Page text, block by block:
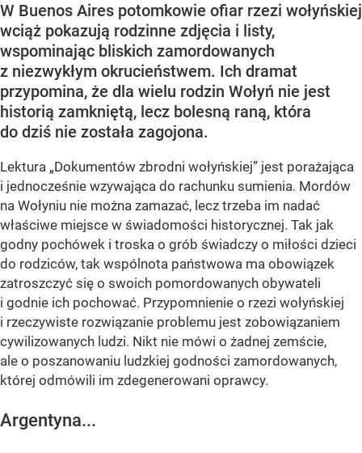
W Buenos Aires potomkowie ofiar rzezi wołyńskiej
wciąż pokazują rodzinne zdjęcia i listy,
wspominając bliskich zamordowanych
z niezwykłym okrucieństwem. Ich dramat
przypomina, że dla wielu rodzin Wołyń nie jest
historią zamkniętą, lecz bolesną raną, która
do dziś nie została zagojona.
Lektura „Dokumentów zbrodni wołyńskiej” jest porażająca
i jednocześnie wzywająca do rachunku sumienia. Mordów
na Wołyniu nie można zamazać, lecz trzeba im nadać
właściwe miejsce w świadomości historycznej. Tak jak
godny pochówek i troska o grób świadczy o miłości dzieci
do rodziców, tak wspólnota państwowa ma obowiązek
zatroszczyć się o swoich pomordowanych obywateli
i godnie ich pochować. Przypomnienie o rzezi wołyńskiej
i rzeczywiste rozwiązanie problemu jest zobowiązaniem
cywilizowanych ludzi. Nikt nie mówi o żadnej zemście,
ale o poszanowaniu ludzkiej godności zamordowanych,
której odmówili im zdegenerowani oprawcy.
Argentyna...